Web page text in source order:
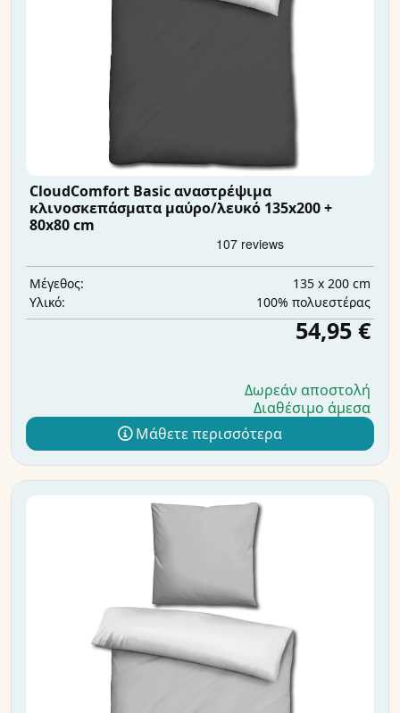
CloudComfort Basic αναστρέψιμα
κλινοσκεπάσματα μαύρο/λευκό 135x200 +
80x80 cm
Μέγεθος:
135 x 200 cm
Υλικό:
100% πολυεστέρας
54,95 €
Δωρεάν αποστολή
Διαθέσιμο άμεσα
Μάθετε περισσότερα